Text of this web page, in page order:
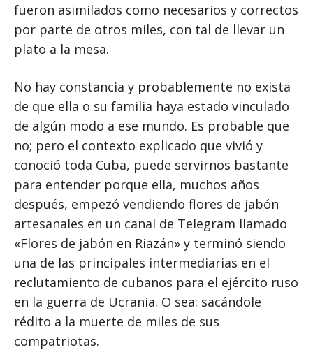
fueron asimilados como necesarios y correctos
por parte de otros miles, con tal de llevar un
plato a la mesa.
No hay constancia y probablemente no exista
de que ella o su familia haya estado vinculado
de algún modo a ese mundo. Es probable que
no; pero el contexto explicado que vivió y
conoció toda Cuba, puede servirnos bastante
para entender porque ella, muchos años
después, empezó vendiendo flores de jabón
artesanales en un canal de Telegram llamado
«Flores de jabón en Riazán» y terminó siendo
una de las principales intermediarias en el
reclutamiento de cubanos para el ejército ruso
en la guerra de Ucrania. O sea: sacándole
rédito a la muerte de miles de sus
compatriotas.